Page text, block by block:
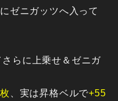
にゼニガッツへ入って
らに上乗せ＆ゼニガ
、実は昇格ベルで+55